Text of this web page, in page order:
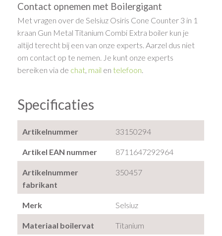
Contact opnemen met Boilergigant
Met vragen over de Selsiuz Osiris Cone Counter 3 in 1
kraan Gun Metal Titanium Combi Extra boiler kun je
altijd terecht bij een van onze experts. Aarzel dus niet
om contact op te nemen. Je kunt onze experts
bereiken via de chat mail en telefoon
Specificaties
Artikelnummer 33150294
Artikel EAN nummer 8711647292964
Artikelnummer
fabrikant
350457
Merk Selsiuz
Materiaal boilervat Titanium